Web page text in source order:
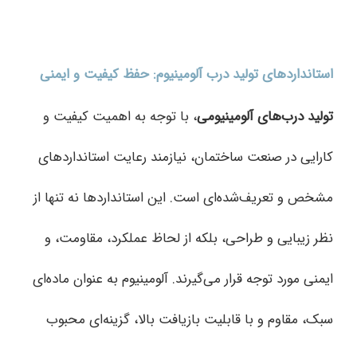
استانداردهای تولید درب آلومینیوم: حفظ کیفیت و ایمنی
تولید درب‌های آلومینیومی، با توجه به اهمیت کیفیت و
کارایی در صنعت ساختمان، نیازمند رعایت استانداردهای
مشخص و تعریف‌شده‌ای است. این استانداردها نه تنها از
نظر زیبایی و طراحی، بلکه از لحاظ عملکرد، مقاومت، و
ایمنی مورد توجه قرار می‌گیرند. آلومینیوم به عنوان ماده‌ای
سبک، مقاوم و با قابلیت بازیافت بالا، گزینه‌ای محبوب